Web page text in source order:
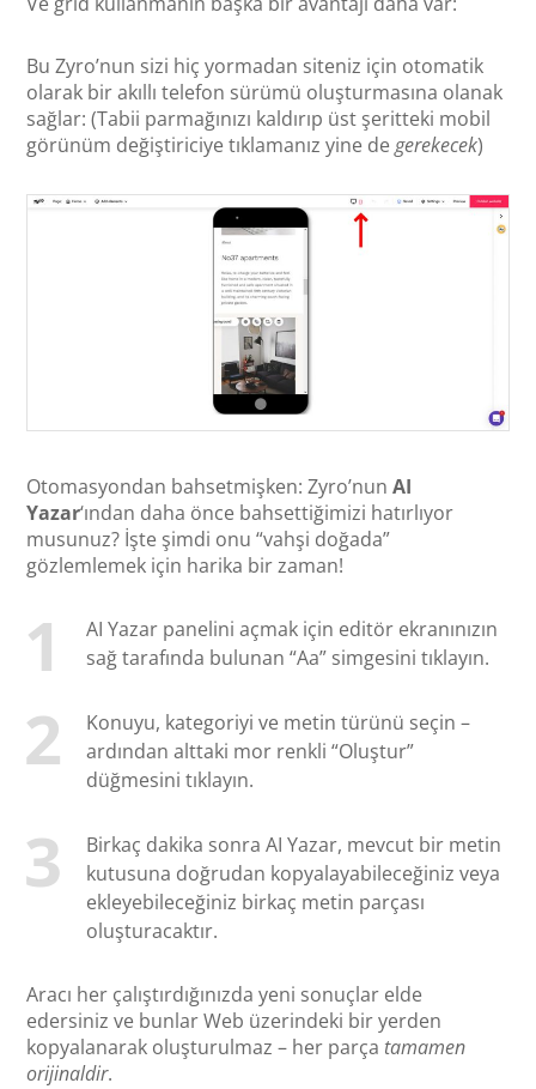
Bu Zyro’nun sizi hiç yormadan siteniz için otomatik
olarak bir akıllı telefon sürümü oluşturmasına olanak
sağlar: (Tabii parmağınızı kaldırıp üst şeritteki mobil
görünüm değiştiriciye tıklamanız yine degerekecek)
Otomasyondan bahsetmişken: Zyro’nunAI
Yazar‘ından daha önce bahsettiğimizi hatırlıyor
musunuz? İşte şimdi onu “vahşi doğada”
gözlemlemek için harika bir zaman!
AI Yazar panelini açmak için editör ekranınızın
sağ tarafında bulunan “Aa” simgesini tıklayın.
Konuyu, kategoriyi ve metin türünü seçin –
ardından alttaki mor renkli “Oluştur”
düğmesini tıklayın.
Birkaç dakika sonra AI Yazar, mevcut bir metin
kutusuna doğrudan kopyalayabileceğiniz veya
ekleyebileceğiniz birkaç metin parçası
oluşturacaktır.
Aracı her çalıştırdığınızda yeni sonuçlar elde
edersiniz ve bunlar Web üzerindeki bir yerden
kopyalanarak oluşturulmaz – her parça tamamen
orijinaldir.